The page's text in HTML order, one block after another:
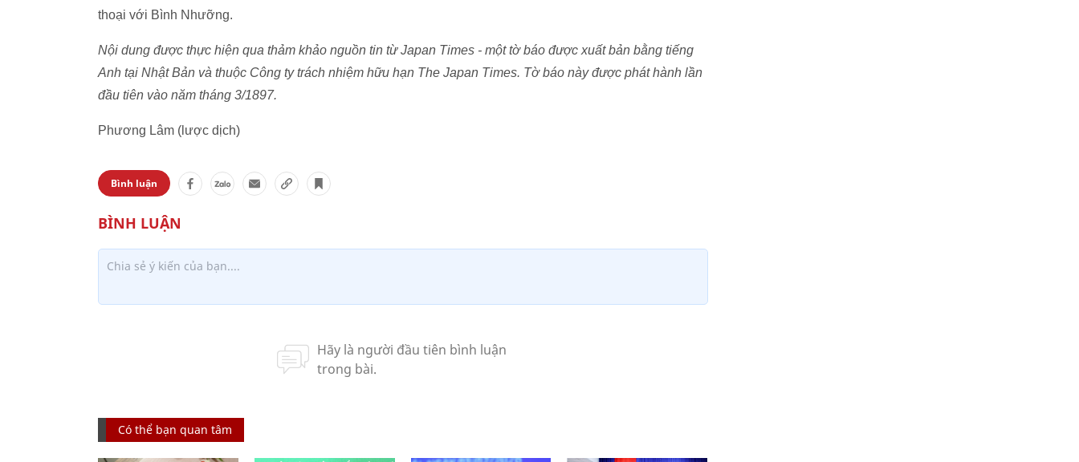
thoại với Bình Nhưỡng.
Nội dung được thực hiện qua thảm khảo nguồn tin từ Japan Times - một tờ báo được xuất bản bằng tiếng
Anh tại Nhật Bản và thuộc Công ty trách nhiệm hữu hạn The Japan Times. Tờ báo này được phát hành lần
đầu tiên vào năm tháng 3/1897.
Phương Lâm (lược dịch)
Bình luận
Có thể bạn quan tâm